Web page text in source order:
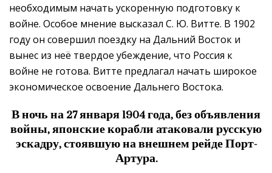
необходимым начать ускоренную подготовку к
войне. Особое мнение высказал С. Ю. Витте. В 1902
году он совершил поездку на Дальний Восток и
вынес из неё твердое убеждение, что Россия к
войне не готова. Витте предлагал начать широкое
экономическое освоение Дальнего Востока.
В ночь на 27 января 1904 года,без объявления
войны, японские корабли атаковали русскую
эскадру,стоявшую на внешнем рейде Порт-
Артура.